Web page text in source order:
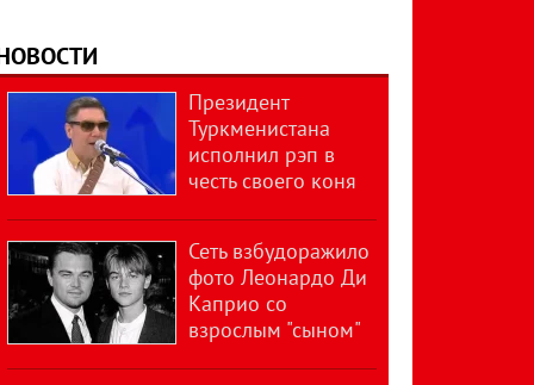
Президент
Туркменистана
исполнил рэп в
честь своего коня
Сеть взбудоражило
фото Леонардо Ди
Каприо со
взрослым "сыном"